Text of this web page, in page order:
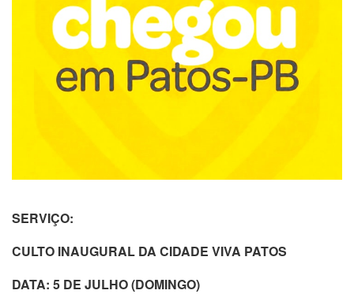
SERVIÇO:
CULTO INAUGURAL DA CIDADE VIVA PATOS
DATA: 5 DE JULHO (DOMINGO)